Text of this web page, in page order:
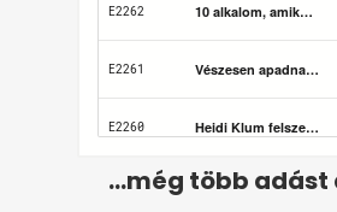
...még több adást